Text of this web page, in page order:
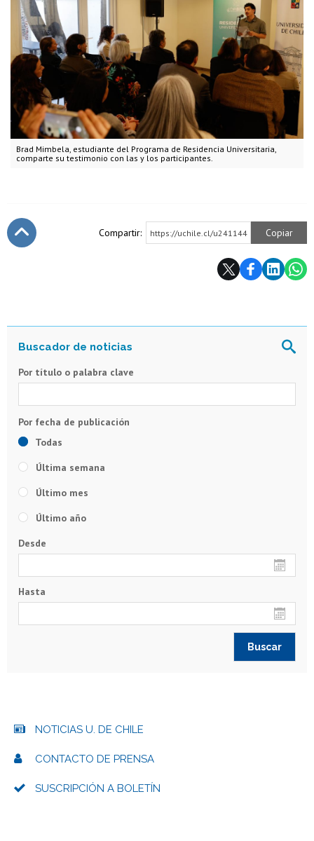
Brad Mimbela, estudiante del Programa de Residencia Universitaria,
comparte su testimonio con las y los participantes.
Compartir: https://uchile.cl/u241144 Copiar
Por título o palabra clave
Todas
Última semana
Último mes
Último año
Desde
Hasta
NOTICIAS U. DE CHILE
CONTACTO DE PRENSA
SUSCRIPCIÓN A BOLETÍN